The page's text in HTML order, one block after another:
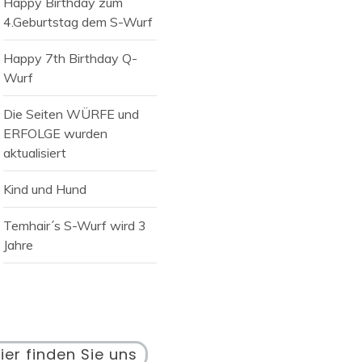
4.Geburtstag dem S-Wurf
Happy 7th Birthday Q-
Wurf
Die Seiten WÜRFE und
ERFOLGE wurden
aktualisiert
Kind und Hund
Temhair´s S-Wurf wird 3
Jahre
finden Sie uns